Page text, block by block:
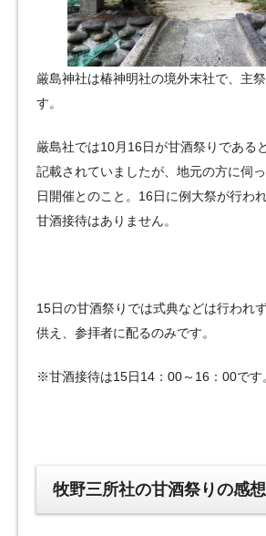
厳島神社は椿神明社の境外末社で、主
す。
厳島社では10月16日が甘酒祭りである
記載されていましたが、地元の方に伺
日開催とのこと。16日に例大祭が行わ
甘酒接待はありません。
15日の甘酒祭りでは式典などは行われ
供え、参拝者に配るのみです。
※甘酒接待は15日14：00～16：00です
牧野三所社の甘酒祭りの感想